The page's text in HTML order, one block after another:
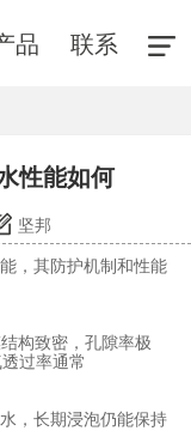
品 联系
性能如何
坚邦
，其防护机制和性能
构致密，孔隙率极
过率通常
，长期浸泡仍能保持